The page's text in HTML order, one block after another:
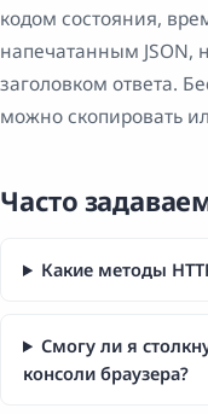
кодом состояния,
напечатанным
заголовком ответа.
можно скопировать
Часто
Какие методы
Смогу ли я
консоли браузера?